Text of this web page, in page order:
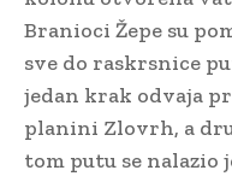
Branioci Žepe su
sve do raskrsnice
jedan krak odvaja
planini Zlovrh, a
tom putu se nalazio